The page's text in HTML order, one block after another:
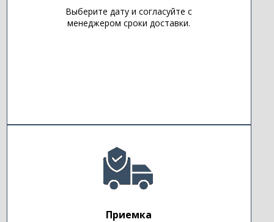
Выберите дату и согласуйте с
менеджером сроки доставки.
Приемка